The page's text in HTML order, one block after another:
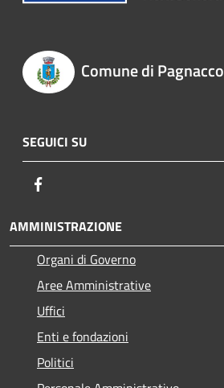
Comune di Pagnacco
SEGUICI SU
AMMINISTRAZIONE
Organi di Governo
Aree Amministrative
Uffici
Enti e fondazioni
Politici